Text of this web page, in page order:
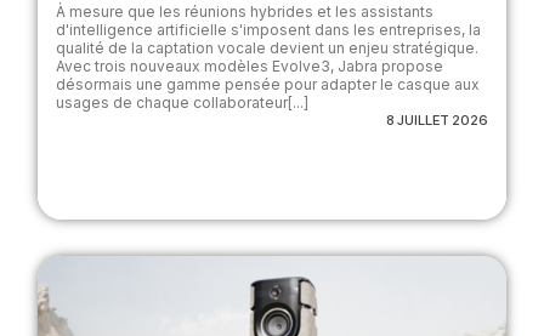
À mesure que les réunions hybrides et les assistants
d'intelligence artificielle s'imposent dans les entreprises, la
qualité de la captation vocale devient un enjeu stratégique.
Avec trois nouveaux modèles Evolve3, Jabra propose
désormais une gamme pensée pour adapter le casque aux
usages de chaque collaborateur[...]
8 JUILLET 2026